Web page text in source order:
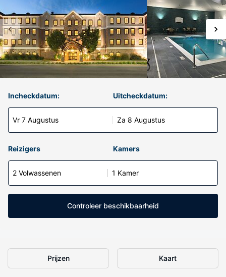
Incheckdatum:
Vr 7 Augustus
Uitcheckdatum:
Za 8 Augustus
Reizigers Kamers
2 Volwassenen 1 Kamer
Controleer beschikbaarheid
Prijzen Kaart